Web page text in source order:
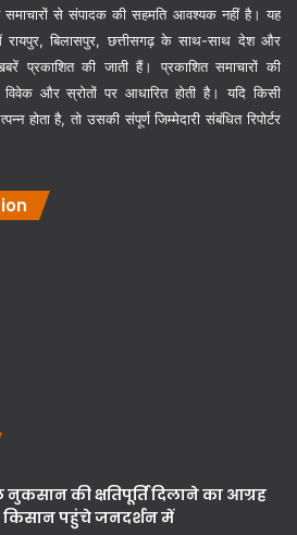
समाचारों से संपादक की सहमति आवश्यक नहीं है। यह
रायपुर, बिलासपुर, छत्तीसगढ़ के साथ-साथ देश और
प्रकाशित की जाती हैं। प्रकाशित समाचारों की
विवेक और स्रोतों पर आधारित होती है। यदि किसी
होता है, तो उसकी संपूर्ण जिम्मेदारी संबंधित रिपोर्टर
की क्षतिपूर्ति दिलाने का आग्रह
पहुंचे जनदर्शन में